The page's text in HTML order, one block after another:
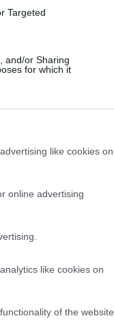
Targeted
and/or Sharing
for which it
like cookies on
online advertising
like cookies on
of the website
di
ha assunto
da
design
un tocco
di